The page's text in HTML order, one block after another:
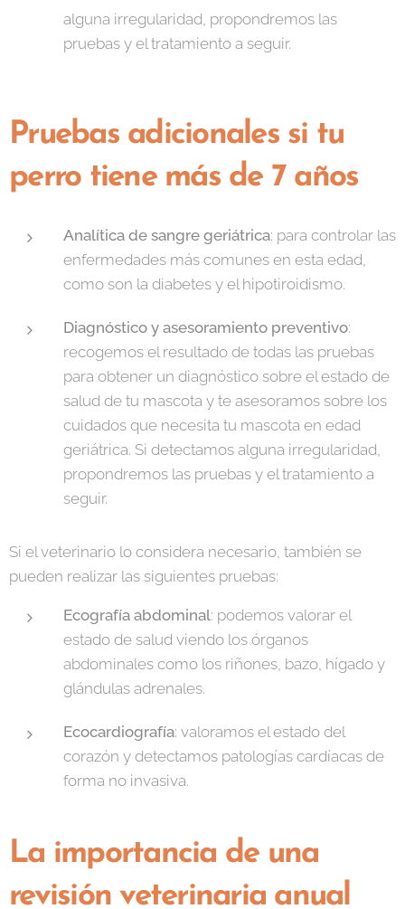
alguna irregularidad, propondremos las
pruebas y el tratamiento a seguir.
Pruebas adicionales si tu
perro tiene más de 7 años
Analítica de sangre geriátrica: para controlar las
enfermedades más comunes en esta edad,
como son la diabetes y el hipotiroidismo.
Diagnóstico y asesoramiento preventivo:
recogemos el resultado de todas las pruebas
para obtener un diagnóstico sobre el estado de
salud de tu mascota y te asesoramos sobre los
cuidados que necesita tu mascota en edad
geriátrica. Si detectamos alguna irregularidad,
propondremos las pruebas y el tratamiento a
seguir.
Si el veterinario lo considera necesario, también se
pueden realizar las siguientes pruebas:
Ecografía abdominal: podemos valorar el
estado de salud viendo los órganos
abdominales como los riñones, bazo, hígado y
glándulas adrenales.
Ecocardiografía: valoramos el estado del
corazón y detectamos patologías cardíacas de
forma no invasiva.
La importancia de una
revisión veterinaria anual